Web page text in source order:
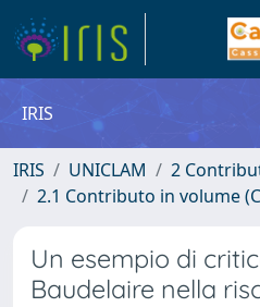
IRIS
IRIS UNICLAM
2
2.1 Contributo in volume
Un esempio di
Baudelaire nella